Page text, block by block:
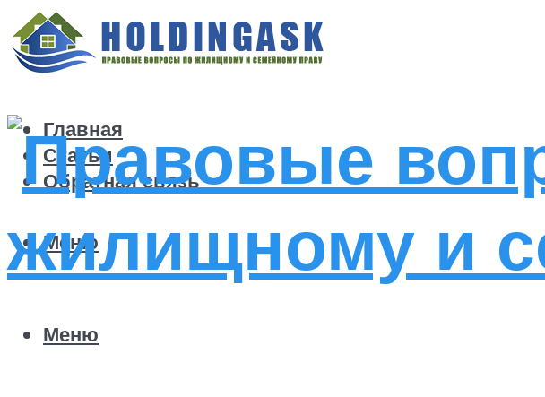
Главная
Статьи
Обратная связь
Меню
Меню